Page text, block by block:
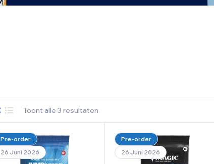
Toont alle 3 resultaten
Pre-order
26 Juni 2026
Pre-order
26 Juni 2026